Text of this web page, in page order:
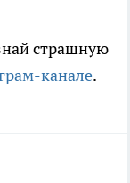
страшную
канале.